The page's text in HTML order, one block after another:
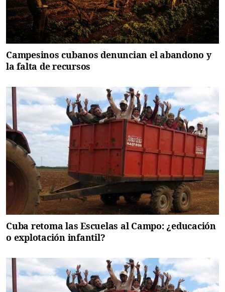
Campesinos cubanos denuncian el abandono y
la falta de recursos
Cuba retoma las Escuelas al Campo: ¿educación
o explotación infantil?